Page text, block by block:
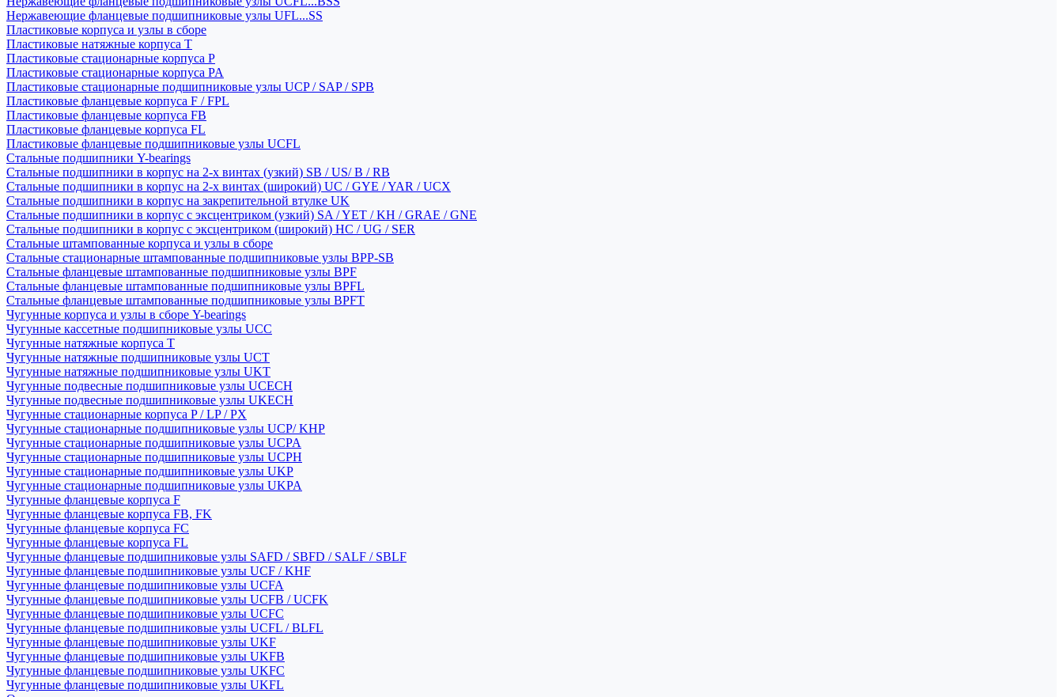
Нержавеющие фланцевые подшипниковые узлы UFL...SS
Пластиковые корпуса и узлы в сборе
Пластиковые натяжные корпуса T
Пластиковые стационарные корпуса P
Пластиковые стационарные корпуса PA
Пластиковые стационарные подшипниковые узлы UCP / SAP / SPB
Пластиковые фланцевые корпуса F / FPL
Пластиковые фланцевые корпуса FB
Пластиковые фланцевые корпуса FL
Пластиковые фланцевые подшипниковые узлы UCFL
Стальные подшипники Y-bearings
Стальные подшипники в корпус на 2-х винтах (узкий) SB / US/ B / RB
Стальные подшипники в корпус на 2-х винтах (широкий) UC / GYE / YAR / UCX
Стальные подшипники в корпус на закрепительной втулке UK
Стальные подшипники в корпус с эксцентриком (узкий) SA / YET / KH / GRAE / GNE
Стальные подшипники в корпус с эксцентриком (широкий) HC / UG / SER
Стальные штампованные корпуса и узлы в сборе
Стальные стационарные штампованные подшипниковые узлы BPP-SB
Стальные фланцевые штампованные подшипниковые узлы BPF
Стальные фланцевые штампованные подшипниковые узлы BPFL
Стальные фланцевые штампованные подшипниковые узлы BPFT
Чугунные корпуса и узлы в сборе Y-bearings
Чугунные кассетные подшипниковые узлы UCC
Чугунные натяжные корпуса T
Чугунные натяжные подшипниковые узлы UCT
Чугунные натяжные подшипниковые узлы UKT
Чугунные подвесные подшипниковые узлы UCECH
Чугунные подвесные подшипниковые узлы UKECH
Чугунные стационарные корпуса P / LP / PX
Чугунные стационарные подшипниковые узлы UCP/ KHP
Чугунные стационарные подшипниковые узлы UCPA
Чугунные стационарные подшипниковые узлы UCPH
Чугунные стационарные подшипниковые узлы UKP
Чугунные стационарные подшипниковые узлы UKPA
Чугунные фланцевые корпуса F
Чугунные фланцевые корпуса FB, FK
Чугунные фланцевые корпуса FC
Чугунные фланцевые корпуса FL
Чугунные фланцевые подшипниковые узлы SAFD / SBFD / SALF / SBLF
Чугунные фланцевые подшипниковые узлы UCF / KHF
Чугунные фланцевые подшипниковые узлы UCFA
Чугунные фланцевые подшипниковые узлы UCFB / UCFK
Чугунные фланцевые подшипниковые узлы UCFC
Чугунные фланцевые подшипниковые узлы UCFL / BLFL
Чугунные фланцевые подшипниковые узлы UKF
Чугунные фланцевые подшипниковые узлы UKFB
Чугунные фланцевые подшипниковые узлы UKFC
Чугунные фланцевые подшипниковые узлы UKFL